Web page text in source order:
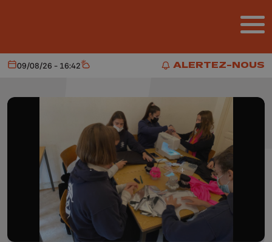
ALERTEZ-NOUS
ALERTEZ-NOUS
Aujourd'hui
09/08/26 - 16:42 Météo